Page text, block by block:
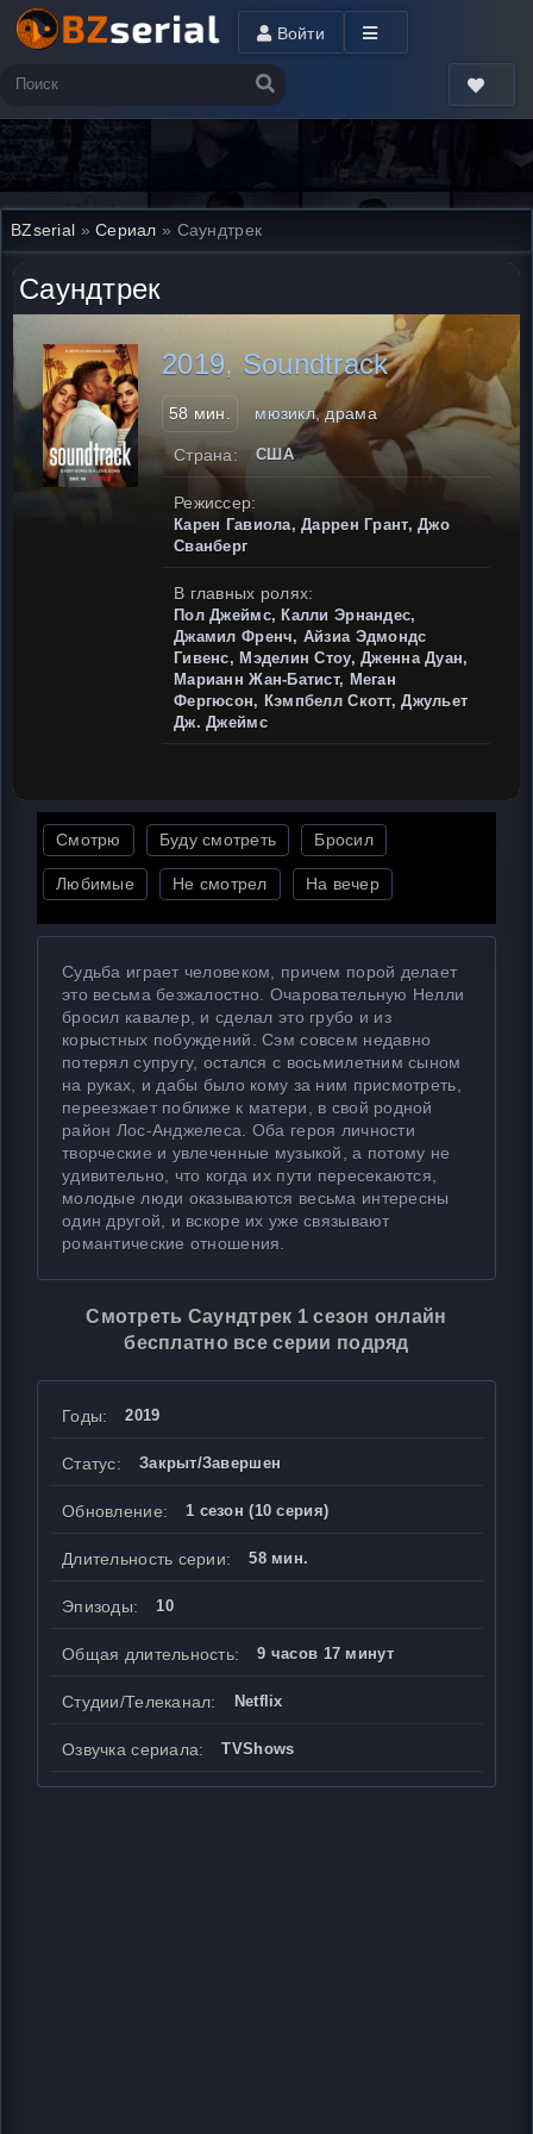
Войти
BZserial »Сериал » Саундтрек
Саундтрек
2019, Soundtrack
58 мин. мюзикл, драма
Страна: США
Режиссер:
Карен Гавиола, Даррен Грант, Джо
Сванберг
В главных ролях:
Пол Джеймс, Калли Эрнандес,
Джамил Френч, Айзиа Эдмондс
Гивенс, Мэделин Стоу, Дженна Дуан,
Марианн Жан-Батист, Меган
Фергюсон, Кэмпбелл Скотт, Джульет
Дж. Джеймс
Смотрю Буду смотреть Бросил
Любимые Не смотрел На вечер
Судьба играет человеком, причем порой делает
это весьма безжалостно. Очаровательную Нелли
бросил кавалер, и сделал это грубо и из
корыстных побуждений. Сэм совсем недавно
потерял супругу, остался с восьмилетним сыном
на руках, и дабы было кому за ним присмотреть,
переезжает поближе к матери, в свой родной
район Лос-Анджелеса. Оба героя личности
творческие и увлеченные музыкой, а потому не
удивительно, что когда их пути пересекаются,
молодые люди оказываются весьма интересны
один другой, и вскоре их уже связывают
романтические отношения.
Смотреть Саундтрек 1 сезон онлайн
бесплатно все серии подряд
Годы: 2019
Статус: Закрыт/Завершен
Обновление: 1 сезон (10 серия)
Длительность серии: 58 мин.
Эпизоды: 10
Общая длительность: 9 часов 17 минут
Студии/Телеканал: Netflix
Озвучка сериала: TVShows